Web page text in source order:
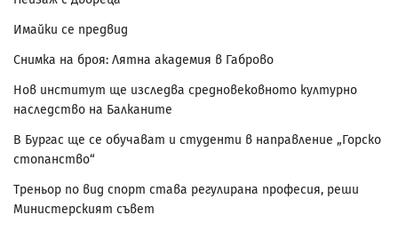
Имайки се предвид
Снимка на броя: Лятна академия в Габрово
Нов институт ще изследва средновековното културно
наследство на Балканите
В Бургас ще се обучават и студенти в направление „Горско
стопанство“
Треньор по вид спорт става регулирана професия, реши
Министерският съвет